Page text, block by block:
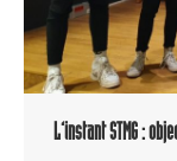
L’instant STMG :